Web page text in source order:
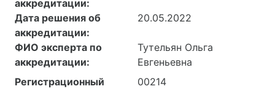
аккредитации:
Дата решения об
аккредитации:
20.05.2022
ФИО эксперта по
аккредитации:
Тутельян Ольга
Евгеньевна
Регистрационный
00214